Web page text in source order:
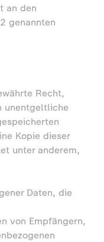
an den
genannten
Recht,
unentgeltliche
Kopie dieser
unter anderem,
Daten, die
von Empfängern,